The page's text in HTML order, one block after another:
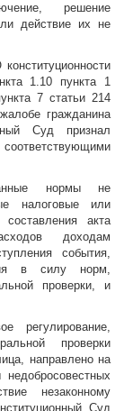
решение
действие их не
1.10 пункта 1
7 статьи 214
гражданина
Суд признал
нормы не
налоговые или
акта
доходам
события,
в силу норм,
проверки, и
регулирование,
проверки
направлено на
незаконному
Суд